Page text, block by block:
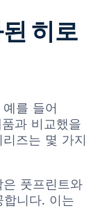
히로
를 들어
과 비교했을
즈는 몇 가지
풋프린트와
니다. 이는